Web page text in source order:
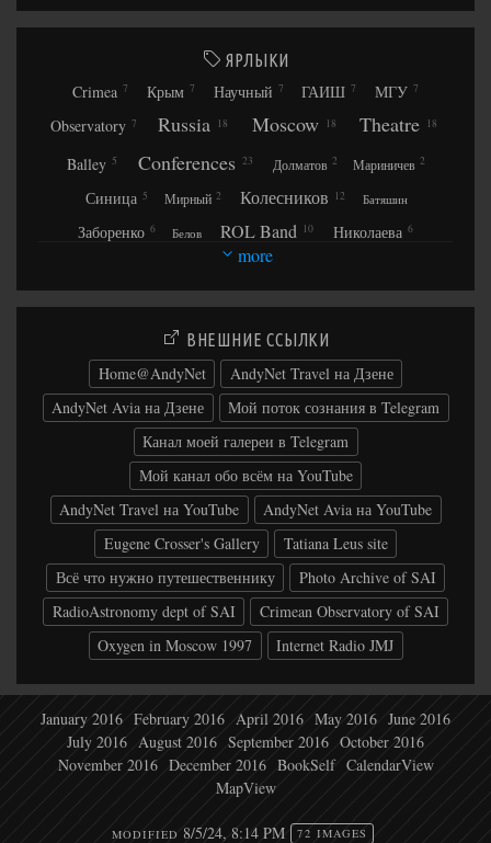
ЯРЛЫКИ
Crimea 7 Крым 7 Научный 7 ГАИШ 7 МГУ 7
Observatory 7 Russia 18 Moscow 18 Theatre 18
Balley 5 Conferences 23 Долматов 2 Мариничев 2
Синица 5 Мирный 2 Колесников 12 Батяшин
Заборенко 6 Белов ROL Band 10 Николаева 6
Двуреченский
Мирная Щербаков 4 Королёва 6 Мартысь 3 Миронова 2
more
ВНЕШНИЕ ССЫЛКИ
Home@AndyNet
AndyNet Travel на Дзене
AndyNet Avia на Дзене
Мой поток сознания в Telegram
Канал моей галереи в Telegram
Мой канал обо всём на YouTube
AndyNet Travel на YouTube
AndyNet Avia на YouTube
Eugene Crosser's Gallery
Tatiana Leus site
Всё что нужно путешественнику
Photo Archive of SAI
RadioAstronomy dept of SAI
Crimean Observatory of SAI
Oxygen in Moscow 1997
Internet Radio JMJ
January 2016 February 2016 April 2016 May 2016 June 2016
July 2016 August 2016 September 2016 October 2016
November 2016 December 2016 BookSelf CalendarView
MapView
MODIFIED 8/5/24, 8:14 PM 72 IMAGES